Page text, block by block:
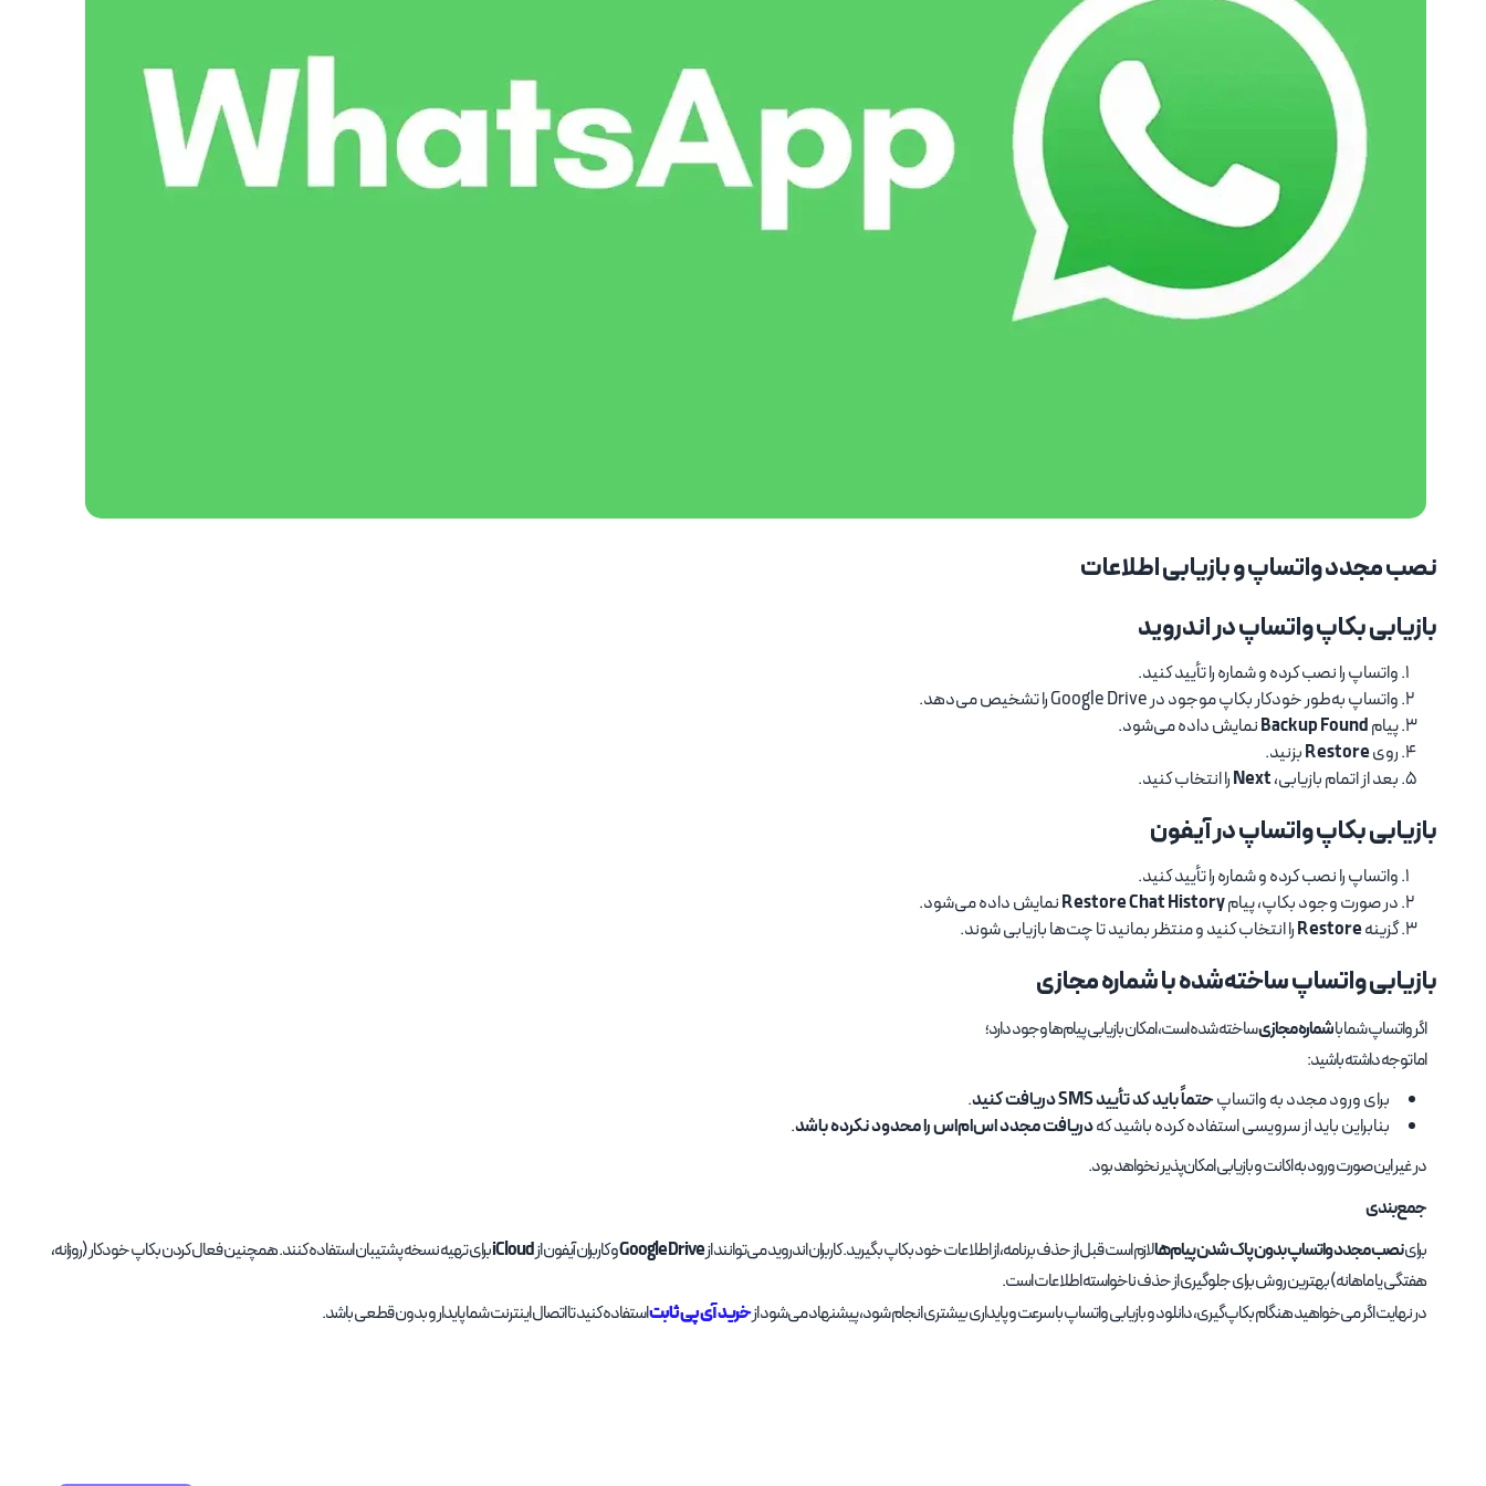
نصب مجدد واتساپ و بازیابی اطلاعات
بازیابی بکاپ واتساپ در اندروید
واتساپ را نصب کرده و شماره را تأیید کنید.
واتساپ به‌طور خودکار بکاپ موجود در Google Drive را تشخیص می‌دهد.
پیامBackup Foundنمایش داده می‌شود.
رویRestoreبزنید.
بعد از اتمام بازیابی،Nextرا انتخاب کنید.
بازیابی بکاپ واتساپ در آیفون
واتساپ را نصب کرده و شماره را تأیید کنید.
در صورت وجود بکاپ، پیامRestore Chat Historyنمایش داده می‌شود.
گزینهRestoreرا انتخاب کنید و منتظر بمانید تا چت‌ها بازیابی شوند.
بازیابی واتساپ ساخته‌شده با شماره مجازی
اگر واتساپ شما باشماره مجازیساخته شده است، امکان بازیابی پیام‌ها وجود دارد؛
اما توجه داشته باشید:
برای ورود مجدد به واتساپحتماً باید کد تأیید SMS دریافت کنید
.
بنابراین باید از سرویسی استفاده کرده باشید کهدریافت مجدد اس‌ام‌اس را محدود نکرده باشد.
در غیر این صورت ورود به اکانت و بازیابی امکان‌پذیر نخواهد بود.
جمع‌بندی
براینصب مجدد واتساپ بدون پاک شدن پیام‌هالازم است قبل از حذف برنامه، از اطلاعات خود بکاپ بگیرید. کاربران اندروید می‌توانند ازGoogle Driveو کاربران آیفون ازiCloudبرای تهیه نسخه پشتیبان استفاده کنند. همچنین فعال کردن بکاپ خودکار (روزانه،
هفتگی یا ماهانه) بهترین روش برای جلوگیری از حذف ناخواسته اطلاعات است.
در نهایت اگر می‌خواهید هنگام بکاپ‌گیری، دانلود و بازیابی واتساپ با سرعت و پایداری بیشتری انجام شود، پیشنهاد می‌شود ازخرید آی پی ثابتاستفاده کنید تا اتصال اینترنت شما پایدار و بدون قطعی باشد.